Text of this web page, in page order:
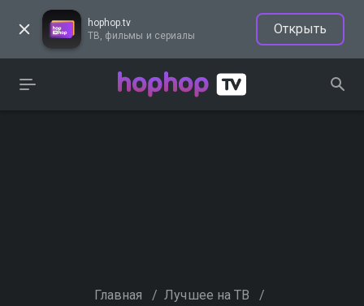
hophop.tv
ТВ, фильмы и сериалы
Открыть
Главная / Лучшее на ТВ /